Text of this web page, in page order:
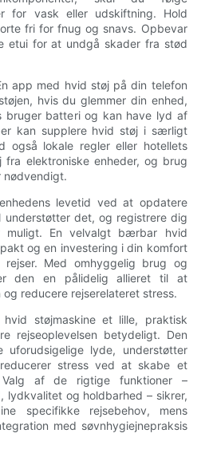
for vask eller udskiftning. Hold
fri for fnug og snavs. Opbevar
etui for at undgå skader fra stød
app med hvid støj på din telefon
hvis du glemmer din enhed,
bruger batteri og kan have lyd af
kan supplere hvid støj i særligt
også lokale regler eller hotellets
fra elektroniske enheder, og brug
nødvendigt.
levetid ved at opdatere
understøtter det, og registrere dig
En velvalgt bærbar hvid
og en investering i din komfort
Med omhyggelig brug og
den en pålidelig allieret til at
reducere rejserelateret stress.
støjmaskine et lille, praktisk
rejseoplevelsen betydeligt. Den
lyde, understøtter
stress ved at skabe et
af de rigtige funktioner –
og holdbarhed – sikrer,
specifikke rejsebehov, mens
med søvnhygiejnepraksis